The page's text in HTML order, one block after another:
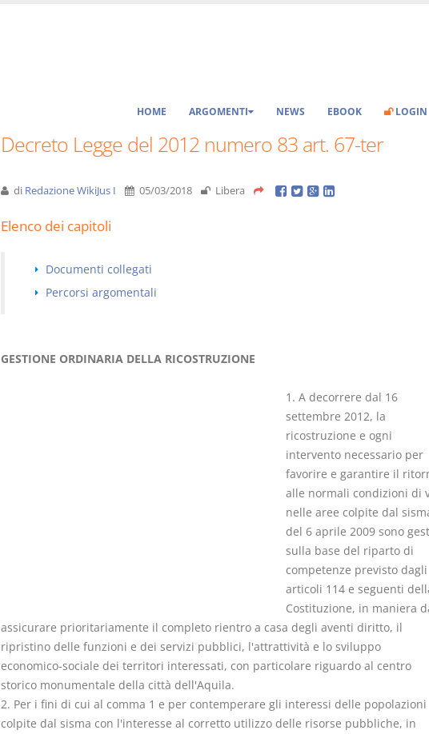
HOME ARGOMENTI NEWS EBOOK LOGIN
Decreto Legge del 2012 numero 83 art. 67-ter
di Redazione WikiJus I 05/03/2018 Libera
Elenco dei capitoli
Documenti collegati
Percorsi argomentali
GESTIONE ORDINARIA DELLA RICOSTRUZIONE
1. A decorrere dal 16
settembre 2012, la
ricostruzione e ogni
intervento necessario per
favorire e garantire il
alle normali condizioni di
nelle aree colpite dal
del 6 aprile 2009 sono
sulla base del riparto di
competenze previsto dagli
articoli 114 e seguenti
Costituzione, in maniera
assicurare prioritariamente il completo rientro a casa degli aventi diritto, il
ripristino delle funzioni e dei servizi pubblici, l'attrattività e lo sviluppo
economico-sociale dei territori interessati, con particolare riguardo al centro
storico monumentale della città dell'Aquila.
2. Per i fini di cui al comma 1 e per contemperare gli interessi delle popolazioni
colpite dal sisma con l'interesse al corretto utilizzo delle risorse pubbliche, in
Usufrutto Uso e
Abitazione
D. Minussi
Versione ebook €
(iva incl.)